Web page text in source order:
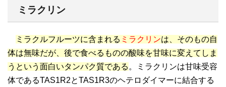
ミラクリン
ミラクルフルーツに含まれる ミラクリンは、そのもの自
体は無味だが、後で食べるものの酸味を甘味に変えてしま
うという面白いタンパク質である 。ミラクリンは甘味受容
体であるTAS1R2とTAS1R3のヘテロダイマーに結合する